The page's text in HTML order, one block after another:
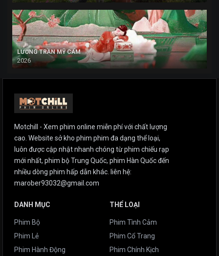
LƯƠNG TRẦN MỸ CẨM
2026
Motchill - Xem phim online miễn phí với chất lượng
cao. Website sở kho phim phim đa dạng thể loại,
luôn được cập nhật nhanh chóng từ phim chiếu rạp
mới nhất, phim bộ Trung Quốc, phim Hàn Quốc đến
nhiều dòng phim hấp dẫn khác. liên hệ:
marober93032@gmail.com
DANH MỤC
Phim Bộ
Phim Lẻ
Phim Hành Động
THỂ LOẠI
Phim Tình Cảm
Phim Cổ Trang
Phim Chính Kịch